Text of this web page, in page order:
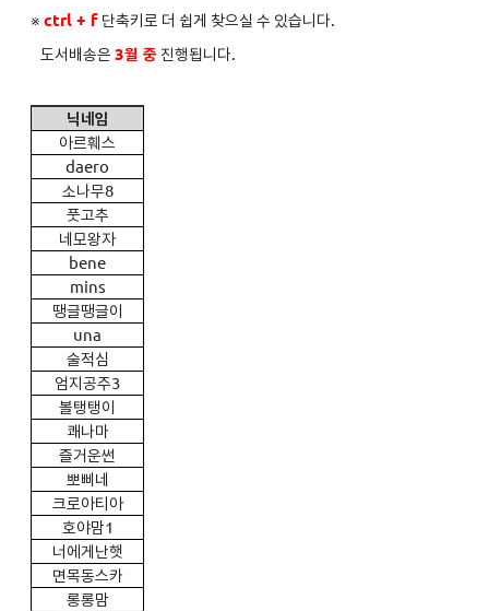
※ ctrl + f 단축키로 더 쉽게 찾으실 수 있습니다.
도서배송은 3월 중 진행됩니다.
닉네임
아르훼스
daero
소나무8
풋고추
네모왕자
bene
mins
땡글땡글이
una
술적심
엄지공주3
볼탱탱이
쾌나마
즐거운썬
뽀삐네
크로아티아
호야맘1
너에게난햇
면목동스카
롱롱맘